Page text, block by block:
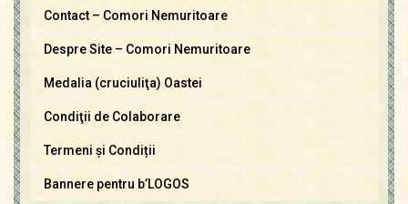
i
u
Contact – Comori Nemuritoare
Despre Site – Comori Nemuritoare
Medalia (cruciuliţa) Oastei
Condiţii de Colaborare
Termeni și Condiții
Bannere pentru b’LOGOS